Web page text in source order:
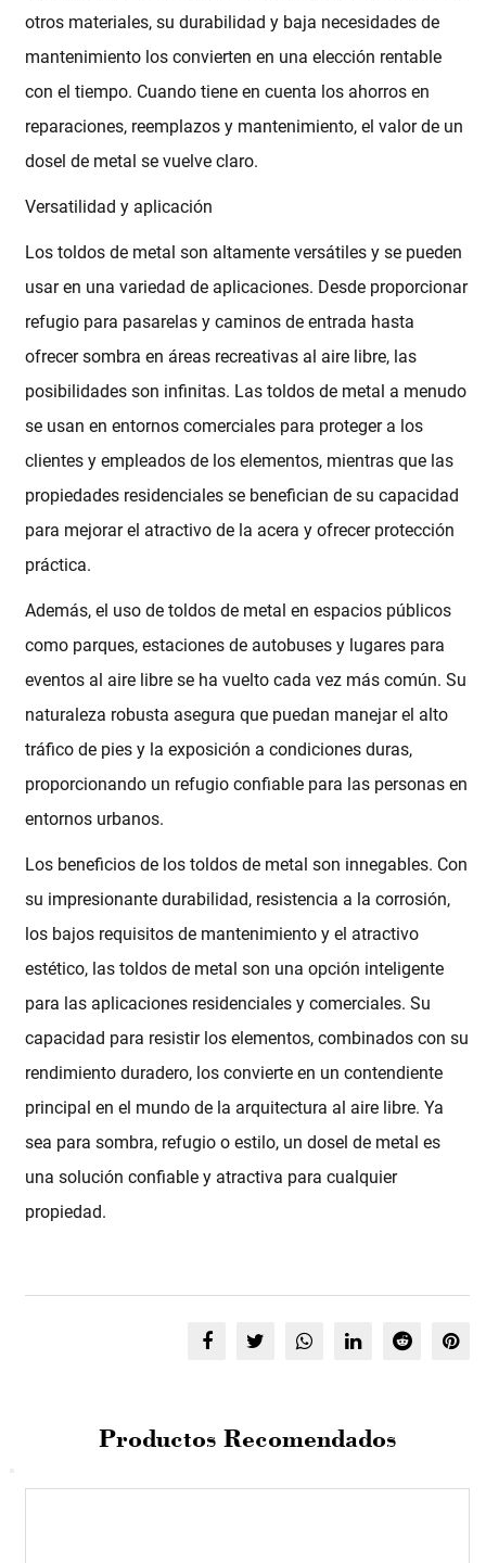
otros materiales, su durabilidad y baja necesidades de
mantenimiento los convierten en una elección rentable
con el tiempo. Cuando tiene en cuenta los ahorros en
reparaciones, reemplazos y mantenimiento, el valor de un
dosel de metal se vuelve claro.
Versatilidad y aplicación
Los toldos de metal son altamente versátiles y se pueden
usar en una variedad de aplicaciones. Desde proporcionar
refugio para pasarelas y caminos de entrada hasta
ofrecer sombra en áreas recreativas al aire libre, las
posibilidades son infinitas. Las toldos de metal a menudo
se usan en entornos comerciales para proteger a los
clientes y empleados de los elementos, mientras que las
propiedades residenciales se benefician de su capacidad
para mejorar el atractivo de la acera y ofrecer protección
práctica.
Además, el uso de toldos de metal en espacios públicos
como parques, estaciones de autobuses y lugares para
eventos al aire libre se ha vuelto cada vez más común. Su
naturaleza robusta asegura que puedan manejar el alto
tráfico de pies y la exposición a condiciones duras,
proporcionando un refugio confiable para las personas en
entornos urbanos.
Los beneficios de los toldos de metal son innegables. Con
su impresionante durabilidad, resistencia a la corrosión,
los bajos requisitos de mantenimiento y el atractivo
estético, las toldos de metal son una opción inteligente
para las aplicaciones residenciales y comerciales. Su
capacidad para resistir los elementos, combinados con su
rendimiento duradero, los convierte en un contendiente
principal en el mundo de la arquitectura al aire libre. Ya
sea para sombra, refugio o estilo, un dosel de metal es
una solución confiable y atractiva para cualquier
propiedad.
Productos Recomendados